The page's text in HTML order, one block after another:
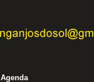
Agenda